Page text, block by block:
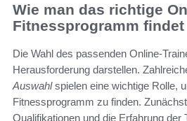
Wie man das richtige
Fitnessprogramm findet
Die Wahl des passenden Online-
Herausforderung darstellen.
Auswahlspielen eine wichtige Rolle,
Fitnessprogramm zu finden.
Qualifikationen und die Erfahrung der